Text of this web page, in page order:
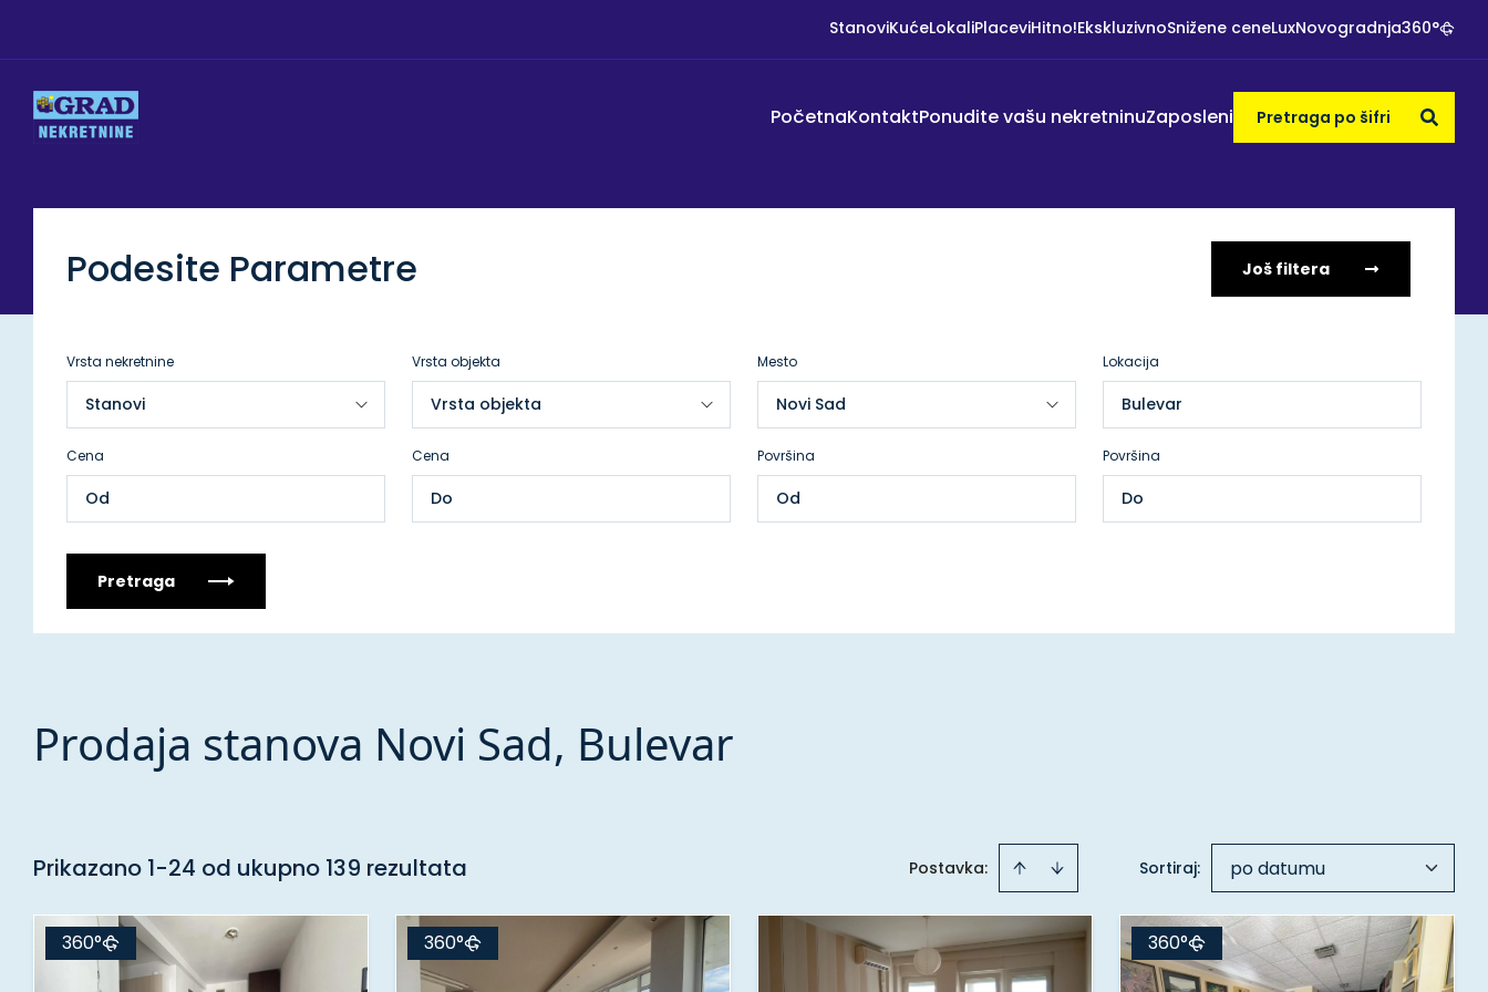
StanoviKućeLokaliPlaceviHitno!EkskluzivnoSnižene ceneLuxNovogradnja360°
PočetnaKontaktPonudite vašu nekretninuZaposleni
Podesite Parametre Još filtera
Vrsta nekretnine Vrsta objekta Mesto Lokacija
Bulevar
Cena Cena Površina Površina
Pretraga
Prodaja stanova Novi Sad, Bulevar
Prikazano 1-24 od ukupno 139 rezultata Postavka: Sortiraj: po datumu
360° 360° 360°